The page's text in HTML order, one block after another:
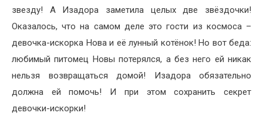
звезду! А Изадора заметила целых две звёздочки!
Оказалось, что на самом деле это гости из космоса –
девочка-искорка Нова и её лунный котёнок! Но вот беда:
любимый питомец Новы потерялся, а без него ей никак
нельзя возвращаться домой! Изадора обязательно
должна ей помочь! И при этом сохранить секрет
девочки-искорки!